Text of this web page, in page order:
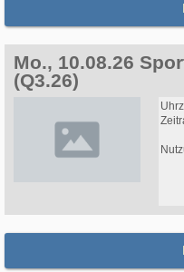
Mo., 10.08.26
(Q3.26)